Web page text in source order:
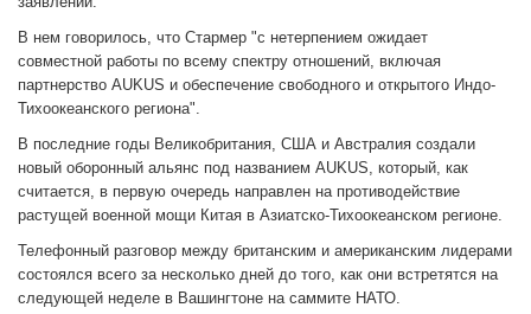
В нем говорилось, что Стармер "с нетерпением ожидает
совместной работы по всему спектру отношений, включая
партнерство AUKUS и обеспечение свободного и открытого Индо-
Тихоокеанского региона".
В последние годы Великобритания, США и Австралия создали
новый оборонный альянс под названием AUKUS, который, как
считается, в первую очередь направлен на противодействие
растущей военной мощи Китая в Азиатско-Тихоокеанском регионе.
Телефонный разговор между британским и американским лидерами
состоялся всего за несколько дней до того, как они встретятся на
следующей неделе в Вашингтоне на саммите НАТО.